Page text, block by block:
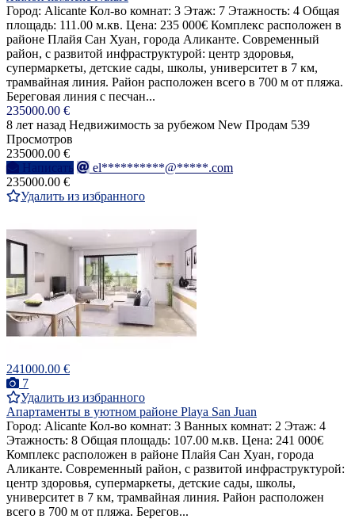
Город: Alicante Кол-во комнат: 3 Этаж: 7 Этажность: 4 Общая
площадь: 111.00 м.кв. Цена: 235 000€ Комплекс расположен в
районе Плайя Сан Хуан, города Аликанте. Современный
район, с развитой инфраструктурой: центр здоровья,
супермаркеты, детские сады, школы, университет в 7 км,
трамвайная линия. Район расположен всего в 700 м от пляжа.
Береговая линия с песчан...
235000.00 €
8 лет назад Недвижимость за рубежом New Продам 539
Просмотров
235000.00 €
Написать
el**********@*****.com
235000.00 €
Удалить из избранного
241000.00 €
7
Удалить из избранного
Апартаменты в уютном районе Playa San Juan
Город: Alicante Кол-во комнат: 3 Ванных комнат: 2 Этаж: 4
Этажность: 8 Общая площадь: 107.00 м.кв. Цена: 241 000€
Комплекс расположен в районе Плайя Сан Хуан, города
Аликанте. Современный район, с развитой инфраструктурой:
центр здоровья, супермаркеты, детские сады, школы,
университет в 7 км, трамвайная линия. Район расположен
всего в 700 м от пляжа. Берегов...